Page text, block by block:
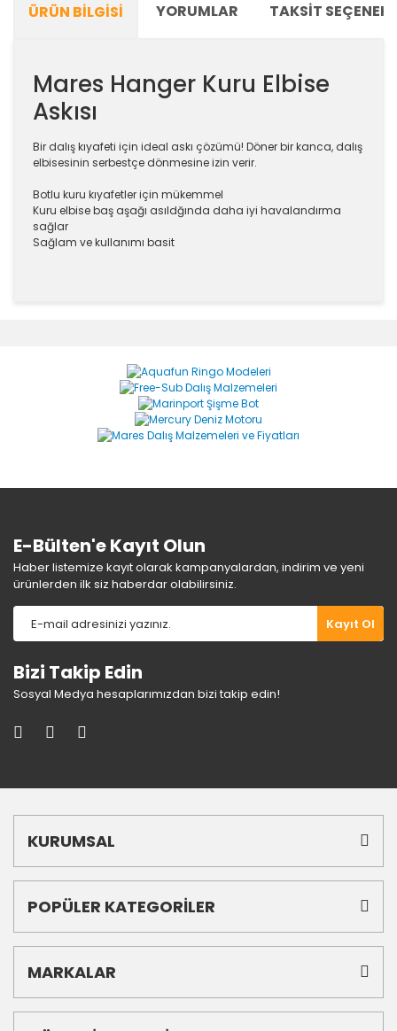
ÜRÜN BILGISI YORUMLAR TAKSIT
Mares Hanger Kuru Elbise
Askısı
Bir dalış kıyafeti için ideal askı çözümü! Döner bir kanca, dalış
elbisesinin serbestçe dönmesine izin verir.
Botlu kuru kıyafetler için mükemmel
Kuru elbise baş aşağı asıldğında daha iyi havalandırma
sağlar
Sağlam ve kullanımı basit
Yorum Yaz
Ürün resmi kalitesiz, bozuk veya görüntülenemiyor.
Ürün açıklamasında eksik bilgiler bulunuyor.
Ürün bilgilerinde hatalar bulunuyor.
E-Bülten'e Kayıt Olun
Haber listemize kayıt olarak kampanyalardan, indirim ve yeni
ürünlerden ilk siz haberdar olabilirsiniz.
Kayıt Ol
Bizi Takip Edin
Sosyal Medya hesaplarımızdan bizi takip edin!
KURUMSAL
POPÜLER KATEGORİLER
MARKALAR